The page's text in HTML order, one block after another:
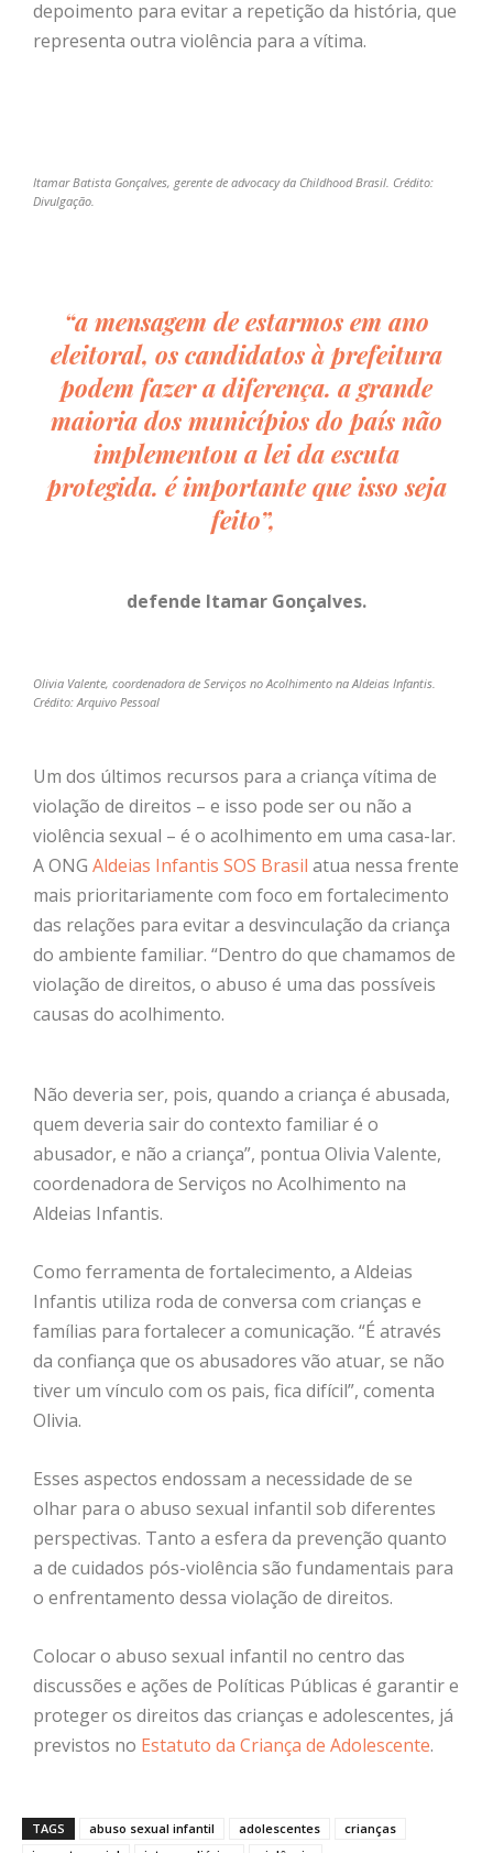
depoimento para evitar a repetição da história, que
representa outra violência para a vítima.
Itamar Batista Gonçalves, gerente de advocacy da Childhood Brasil. Crédito:
Divulgação.
“a mensagem de estarmos em ano
eleitoral, os candidatos à prefeitura
podem fazer a diferença. a grande
maioria dos municípios do país não
implementou a lei da escuta
protegida. é importante que isso seja
feito”,
defende Itamar Gonçalves.
Olivia Valente, coordenadora de Serviços no Acolhimento na Aldeias Infantis.
Crédito: Arquivo Pessoal
Um dos últimos recursos para a criança vítima de
violação de direitos – e isso pode ser ou não a
violência sexual – é o acolhimento em uma casa-lar.
A ONG Aldeias Infantis SOS Brasil atua nessa frente
mais prioritariamente com foco em fortalecimento
das relações para evitar a desvinculação da criança
do ambiente familiar. “Dentro do que chamamos de
violação de direitos, o abuso é uma das possíveis
causas do acolhimento.
Não deveria ser, pois, quando a criança é abusada,
quem deveria sair do contexto familiar é o
abusador, e não a criança”, pontua Olivia Valente,
coordenadora de Serviços no Acolhimento na
Aldeias Infantis.
Como ferramenta de fortalecimento, a Aldeias
Infantis utiliza roda de conversa com crianças e
famílias para fortalecer a comunicação. “É através
da confiança que os abusadores vão atuar, se não
tiver um vínculo com os pais, fica difícil”, comenta
Olivia.
Esses aspectos endossam a necessidade de se
olhar para o abuso sexual infantil sob diferentes
perspectivas. Tanto a esfera da prevenção quanto
a de cuidados pós-violência são fundamentais para
o enfrentamento dessa violação de direitos.
Colocar o abuso sexual infantil no centro das
discussões e ações de Políticas Públicas é garantir e
proteger os direitos das crianças e adolescentes, já
previstos no Estatuto da Criança de Adolescente.
TAGS abuso sexual infantil adolescentes
crianças